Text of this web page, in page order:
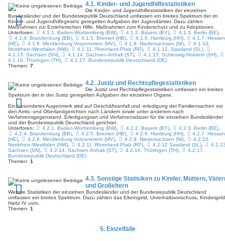
4.1. Kinder- und Jugendhilfestatistiken
Die Kinder- und Jugendhilfestatistiken der einzelnen
Bundesländer und der Bundesrepublik Deutschland umfassen ein breites Spektrum der im
Kinder- und Jugend­hilfe­gesetz ge­regel­ten Aufgaben der Jugend­ämter. Dazu zählen
Maßnahmen zur Erzieherischen Hilfe, Maßnahmen zum Kinder­schutz und zu Adoptionen.
Unterforen:
4.1.1. Baden-Württemberg (BW), 4.1.2. Bayern (BY), 4.1.3. Berlin (BE),
4.1.4. Brandenburg (BB), 4.1.5. Bremen (HB), 4.1.6. Hamburg (HH),
4.1.7. Hessen
(HE)
4.1.8. Mecklenburg-Vorpommern (MV), 4.1.9. Niedersachsen (NI),
4.1.10.
Nordrhein-Westfalen (NW)
4.1.11. Rheinland-Pfalz (RP), 4.1.12. Saarland (SL),
4.1.13. Sachsen (SN)
4.1.14. Sachsen-Anhalt (ST), 4.1.15. Schleswig-Holstein (SH),
4.1.16. Thüringen (TH)
4.1.17. Bundesrepublik Deutschland (DE)
Themen: 7
4.2. Justiz und Rechtspflegestatistiken
Die Justiz und Rechtspflegestatistiken umfassen ein breites
Spektrum der in der Justiz ge­regel­ten Aufgaben der einzelnen Organe.
Ein besonderes Augenmerk wird auf Geschäftsanfall und -erledigung der Familiensachen vor
den Amts- und Oberlandgerichten nach Ländern sowie unter anderem nach
Verfahrensgegenstand, Erledigungsart und Verfahrensdauer für die einzelnen Bundesländer
und der Bundesrepublik Deutschland gerichtet.
Unterforen:
4.2.1. Baden-Württemberg (BW), 4.2.2. Bayern (BY), 4.2.3. Berlin (BE),
4.2.4. Brandenburg (BB), 4.2.5. Bremen (HB), 4.2.6. Hamburg (HH),
4.2.7. Hessen
(HE)
4.2.8. Mecklenburg-Vorpommern (MV), 4.2.9. Niedersachsen (NI),
4.2.10.
Nordrhein-Westfalen (NW)
4.2.11. Rheinland-Pfalz (RP), 4.2.12 Saarland (SL),
Sachsen (SN)
4.2.14. Sachsen-Anhalt (ST), 4.2.16. Thüringen (TH),
4.2.17.
Bundesrepublik Deutschland (DE)
Themen: 1
4.3. Sonstige Statisiken zu Kinder, Müttern,
und Großeltern
Weitere Statistiken der einzelnen Bundesländer und der Bundesrepublik Deutschland
umfassen ein breites Spektrum. Dazu zählen das Elterngeld, Unterhaltsvorschuss,
Hartz IV uvm..
Themen: 1
5. Einzelfälle